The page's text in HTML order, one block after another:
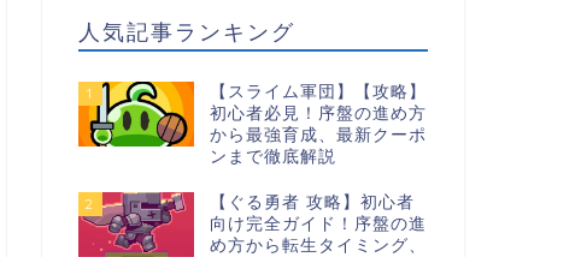
人気記事ランキング
1
【スライム軍団】【攻略】
初心者必見！序盤の進め方
から最強育成、最新クーポ
ンまで徹底解説
2
【ぐる勇者 攻略】初心者
向け完全ガイド！序盤の進
め方から転生タイミング、